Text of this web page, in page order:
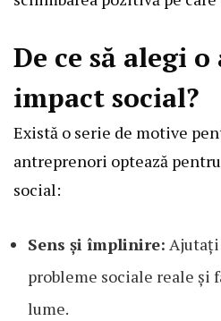
De ce să alegi
impact social?
Există o serie de motive
antreprenori optează
social:
Sens și împlinire: Ajutați
probleme sociale reale și
lume.